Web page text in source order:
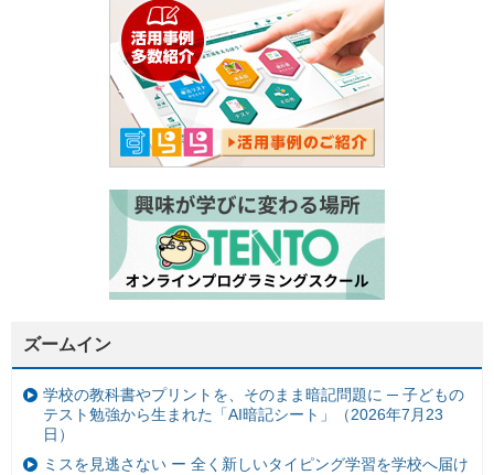
ズームイン
学校の教科書やプリントを、そのまま暗記問題に ─ 子どもの
テスト勉強から生まれた「AI暗記シート」（2026年7月23
日）
ミスを見逃さない ー 全く新しいタイピング学習を学校へ届け